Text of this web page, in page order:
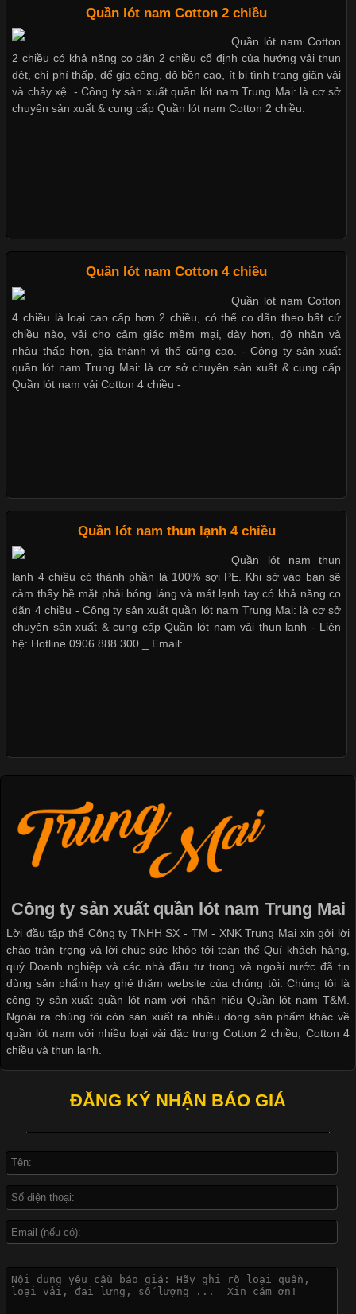
Chất Liệu Lycra Có Gì Đặc Biệt Trong Ngành Thời Trang?
Vải Lycra Là Gì? Chất Liệu Co Giãn Được Ưa Chuộng Trong
Chất Liệu Bamboo Xu Hướng Mới Trong Ngành Thời Trang
Cập nhật 2026-05-21 14:59:25
Trong những năm gần đây, vải Bamboo đang trở thành một
trong những chất liệu được yêu thích trong ngành thời trang
nhờ đặc tính mềm mại, thoáng khí và thân thiện với môi trường.
Không chỉ được ứng dụng trong quần áo thường ngày, loại vải
Cập nhật 2026-05-20 14:58:56
Vải thun là một trong những chất liệu được sử dụng rộng rãi
nhất trong ngành thời trang nhờ đặc tính co giãn, mềm mại và
thoải mái khi mặc. Từ áo thun, đồ thể thao cho đến đồ lót nam,
vải thun luôn đóng vai trò quan trọng trong quá trình sản xuất.
Hiện nay, nhu cầu tìm kiếm quần lót nam giá
Các Form Áo Thun Phổ Biến Hiện Nay Và Xu Hướng Trong
thuộc và được sử dụng phổ biến nhất hiện nay. Không chỉ đa
dạng về màu sắc hay chất liệu, áo thun còn có nhiều form dáng
khác nhau để phù hợp với từng phong cách thời trang và nhu
Khám Phá Áo Phông Trang Phục Phổ Biến Nhất Hiện Nay
Cập nhật 2026-04-24 17:24:50
Áo phông là một trong những trang phục phổ biến nhất trong
đời sống hiện đại nhờ sự tiện lợi, thoải mái và dễ phối đồ.
Không chỉ xuất hiện trong thời trang thường ngày, áo phông còn
Công Nghệ In Chuyển Nhiệt Trong Ngành Thời Trang Hiện
May Mặc Trong ngành in ấn và thời trang, in chuyển nhiệt đang
là một trong những công nghệ phổ biến nhờ khả năng tạo ra
Dễ chịu hơn với quần lót nam giá rẻ vải Cotton 4 chiều
Mẫu quần short quần lót nam nữ hè thu 2017
Xu hướng thời trang trẻ và quần lót nam giá sỉ
Giặt và bảo quản quần lót nam đúng cách
Những mẩu quần lót nam thông dụng hiện nay
Bộ sưu tập quần lót nam Boxer TpHCM
Quần lót nam boxer thun lạnh
Dễ chịu hơn với quần lót nam giá rẻ vải Cotton 4 chiều
Quần lót nam Cotton 2 chiều
Quần lót nam Cotton
2 chiều có khả năng co dãn 2 chiều cố định của hướng vải thun
dệt, chi phí thấp, dể gia công, độ bền cao, ít bị tình trạng giãn vải
và chảy xệ. - Công ty sản xuất quần lót nam Trung Mai: là cơ sở
chuyên sản xuất & cung cấp Quần lót nam Cotton 2 chiều.
Quần lót nam Cotton 4 chiều
Quần lót nam Cotton
4 chiều là loại cao cấp hơn 2 chiều, có thể co dãn theo bất cứ
chiều nào, vải cho cảm giác mềm mại, dày hơn, độ nhăn và
nhàu thấp hơn, giá thành vì thế cũng cao. - Công ty sản xuất
quần lót nam Trung Mai: là cơ sở chuyên sản xuất & cung cấp
Quần lót nam vải Cotton 4 chiều -
Quần lót nam thun lạnh 4 chiều
Quần lót nam thun
lạnh 4 chiều có thành phần là 100% sợi PE. Khi sờ vào bạn sẽ
cảm thấy bề mặt phải bóng láng và mát lạnh tay có khả năng co
dãn 4 chiều - Công ty sản xuất quần lót nam Trung Mai: là cơ sở
chuyên sản xuất & cung cấp Quần lót nam vải thun lạnh - Liên
hệ: Hotline 0906 888 300 _ Email:
Công ty sản xuất quần lót nam Trung Mai
Lời đầu tập thể Công ty TNHH SX - TM - XNK Trung Mai xin gởi lời
chào trân trọng và lời chúc sức khỏe tới toàn thể Quí khách hàng,
quý Doanh nghiệp và các nhà đầu tư trong và ngoài nước đã tin
dùng sản phẩm hay ghé thăm website của chúng tôi. Chúng tôi là
công ty sản xuất quần lót nam với nhãn hiệu Quần lót nam T&M.
Ngoài ra chúng tôi còn sản xuất ra nhiều dòng sản phẩm khác về
quần lót nam với nhiều loại vải đặc trung Cotton 2 chiều, Cotton 4
chiều và thun lạnh.
ĐĂNG KÝ NHẬN BÁO GIÁ